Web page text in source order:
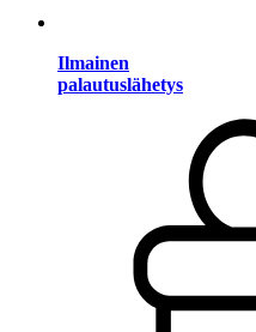
Ilmainen
palautuslähetys